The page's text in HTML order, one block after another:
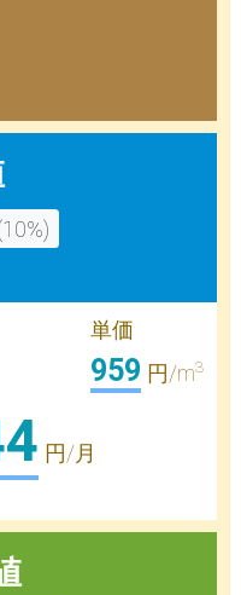
単価
959 円/m3
円/月